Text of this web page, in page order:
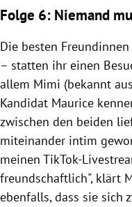
Folge 6: Niemand
Die besten
– statten ihr einen
allem Mimi (bekannt
Kandidat Maurice
zwischen den beiden
miteinander intim
meinen TikTok-
freundschaftlich", klärt
ebenfalls, dass sie sich